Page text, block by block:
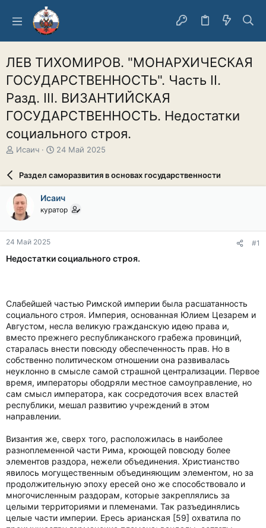
ЛЕВ ТИХОМИРОВ. "МОНАРХИЧЕСКАЯ
ГОСУДАРСТВЕННОСТЬ". Часть II.
Разд. III. ВИЗАНТИЙСКАЯ
ГОСУДАРСТВЕННОСТЬ. Недостатки
социального строя.
А
о
р
т
е
м
ы
Исаич
Д
а
а
ч
л
24 Май 2025
Раздел саморазвития в основах государственности
Исаич
куратор
24 Май 2025 #1
Недостатки социального строя.
Слабейшей частью Римской империи была расшатанность
социального строя. Империя, основанная Юлием Цезарем и
Августом, несла великую гражданскую идею права и,
вместо прежнего республиканского грабежа провинций,
старалась внести повсюду обеспеченность прав. Но в
собственно политическом отношении она развивалась
неуклонно в смысле самой страшной централизации. Первое
время, императоры ободряли местное самоуправление, но
сам смысл императора, как сосредоточия всех властей
республики, мешал развитию учреждений в этом
направлении.
Византия же, сверх того, расположилась в наиболее
разноплеменной части Рима, кроющей повсюду более
элементов раздора, нежели объединения. Христианство
явилось могущественным объединяющим элементом, но за
продолжительную эпоху ересей оно же способствовало и
многочисленным раздорам, которые закреплялись за
целыми территориями и племенами. Так разъединялись
целые части империи. Ересь арианская [59] охватила по